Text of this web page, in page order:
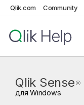
Qlik.com Community
Qlik Sense ®
для Windows